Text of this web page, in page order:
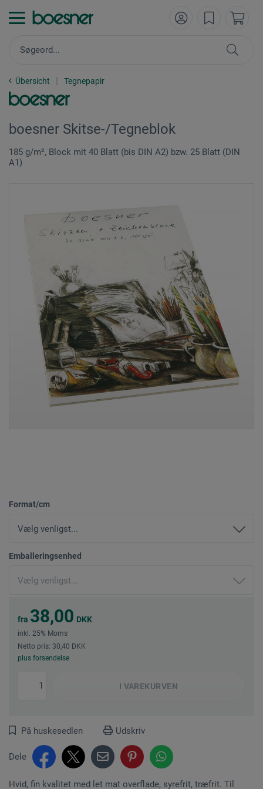
Übersicht Tegnepapir
boesner Skitse-/Tegneblok
185 g/m², Block mit 40 Blatt (bis DIN A2) bzw. 25 Blatt (DIN
A1)
Format/cm
Emballeringsenhed
fra 38,00 DKK
inkl. 25% Moms
Netto pris: 30,40 DKK
plus forsendelse
I VAREKURVEN
På huskesedlen Udskriv
Dele
Hvid, fin kvalitet med let mat overflade, syrefrit, træfrit. Til